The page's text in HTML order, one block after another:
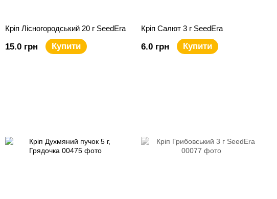
Кріп Лісногородський 20 г SeedEra
15.0 грн Купити
Кріп Салют 3 г SeedEra
6.0 грн Купити